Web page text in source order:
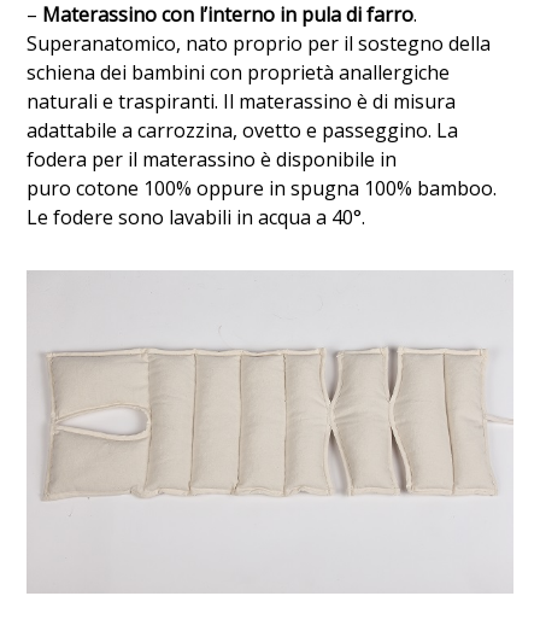
– Materassino con l’interno in pula di farro.
Superanatomico, nato proprio per il sostegno della
schiena dei bambini con proprietà anallergiche
naturali e traspiranti. Il materassino è di misura
adattabile a carrozzina, ovetto e passeggino. La
fodera per il materassino è disponibile in
puro cotone 100% oppure in spugna 100% bamboo.
Le fodere sono lavabili in acqua a 40°.